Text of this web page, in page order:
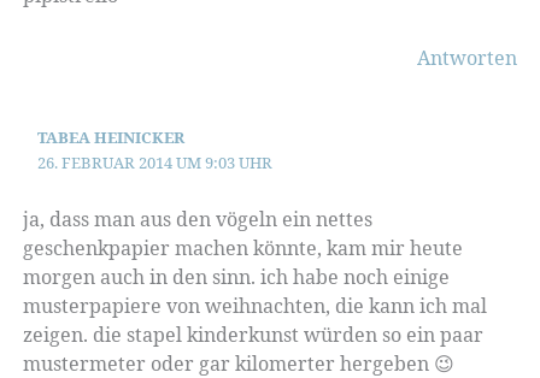
Antworten
TABEA HEINICKER
26. FEBRUAR 2014 UM 9:03 UHR
ja, dass man aus den vögeln ein nettes
geschenkpapier machen könnte, kam mir heute
morgen auch in den sinn. ich habe noch einige
musterpapiere von weihnachten, die kann ich mal
zeigen. die stapel kinderkunst würden so ein paar
mustermeter oder gar kilomerter hergeben 😉